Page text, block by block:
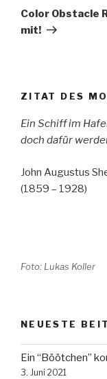
Beitrag
Color Obstacle
mit!
ZITAT DES
Ein Schiff im
doch dafür
John Augustus
(1859 – 1928)
Foto: Lukas Koller
NEUESTE
Ein “Böötchen”
3. Juni 2021